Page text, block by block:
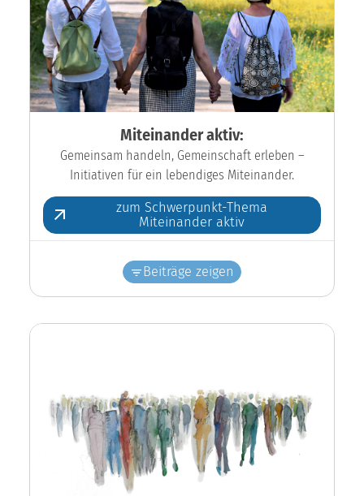
Miteinander aktiv:
Gemeinsam handeln, Gemeinschaft erleben –
Initiativen für ein lebendiges Miteinander.
zum Schwerpunkt-Thema
Miteinander aktiv
Beiträge zeigen